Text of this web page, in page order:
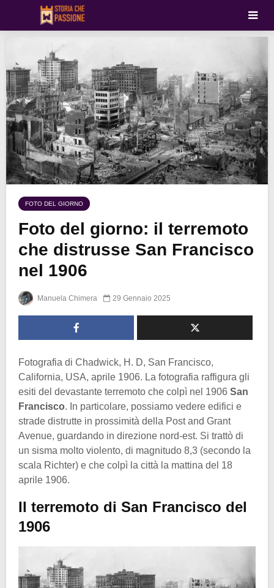
FOTO DEL GIORNO
Foto del giorno: il terremoto
che distrusse San Francisco
nel 1906
Manuela Chimera 29 Gennaio 2025
Fotografia di Chadwick, H. D, San Francisco,
California, USA, aprile 1906. La fotografia raffigura gli
esiti del devastante terremoto che colpì nel 1906 San
Francisco. In particolare, possiamo vedere edifici e
strade distrutte in prossimità della Post and Grant
Avenue, guardando in direzione nord-est. Si trattò di
un sisma molto violento, di magnitudo 8,3 (secondo la
scala Richter) e che colpì la città la mattina del 18
aprile 1906.
Il terremoto di San Francisco del
1906